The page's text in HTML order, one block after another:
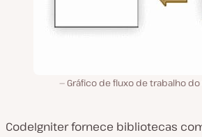
Gráfico de fluxo de trabalho
CodeIgniter fornece bibliotecas